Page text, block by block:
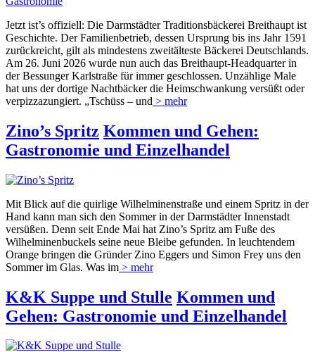
Jetzt ist’s offiziell: Die Darmstädter Traditionsbäckerei Breithaupt ist
Geschichte. Der Familienbetrieb, dessen Ursprung bis ins Jahr 1591
zurückreicht, gilt als mindestens zweitälteste Bäckerei Deutschlands.
Am 26. Juni 2026 wurde nun auch das Breithaupt-Headquarter in
der Bessunger Karlstraße für immer geschlossen. Unzählige Male
hat uns der dortige Nachtbäcker die Heimschwankung versüßt oder
verpizzazungiert. „Tschüss – und > mehr
Zino’s Spritz Kommen und Gehen:
Gastronomie und Einzelhandel
Mit Blick auf die quirlige Wilhelminenstraße und einem Spritz in der
Hand kann man sich den Sommer in der Darmstädter Innenstadt
versüßen. Denn seit Ende Mai hat Zino’s Spritz am Fuße des
Wilhelminenbuckels seine neue Bleibe gefunden. In leuchtendem
Orange bringen die Gründer Zino Eggers und Simon Frey uns den
Sommer im Glas. Was im > mehr
K&K Suppe und Stulle Kommen und
Gehen: Gastronomie und Einzelhandel